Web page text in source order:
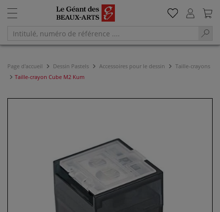
Page d'accueil Dessin Pastels Accessoires pour le dessin
Taille-crayons
Taille-crayon Cube M2 Kum